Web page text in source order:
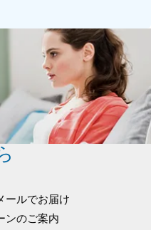
ールでお届け
ンのご案内